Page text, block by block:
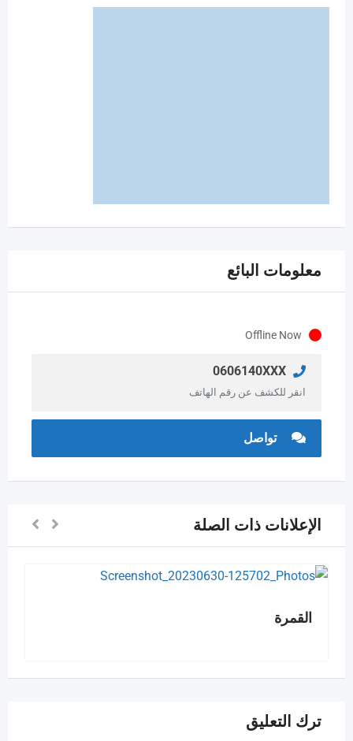
معلومات البائع
Offline Now
0606140XXX
انقر للكشف عن رقم الهاتف
تواصل
الإعلانات ذات الصلة
القمرة
ترك التعليق